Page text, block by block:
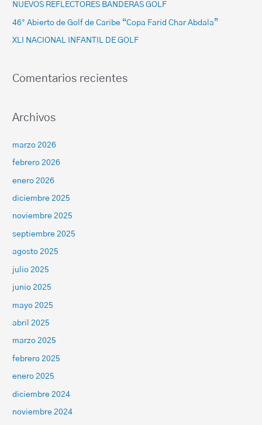
NUEVOS REFLECTORES BANDERAS GOLF
46° Abierto de Golf de Caribe “Copa Farid Char Abdala”
XLI NACIONAL INFANTIL DE GOLF
Comentarios recientes
Archivos
marzo 2026
febrero 2026
enero 2026
diciembre 2025
noviembre 2025
septiembre 2025
agosto 2025
julio 2025
junio 2025
mayo 2025
abril 2025
marzo 2025
febrero 2025
enero 2025
diciembre 2024
noviembre 2024